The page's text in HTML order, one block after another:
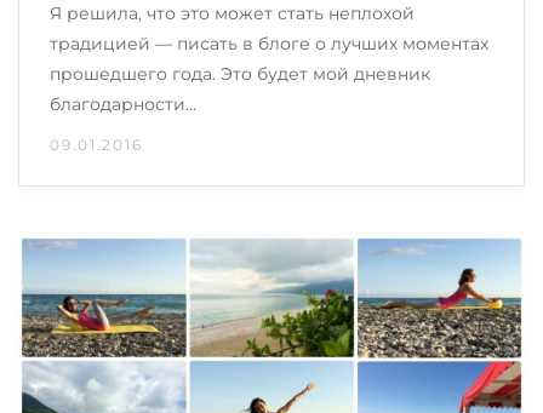
Я решила, что это может стать неплохой
традицией — писать в блоге о лучших моментах
прошедшего года. Это будет мой дневник
благодарности…
09.01.2016